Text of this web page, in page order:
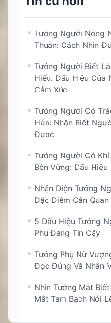
Tướng Người Nóng
Thuẫn: Cách Nhìn
Tướng Người Biết
Hiểu: Dấu Hiệu Của
Cảm Xúc
Tướng Người Có
Hứa: Nhận Biết
Được
Tướng Người Có
Bền Vững: Dấu
Nhận Diện Tướng
Đặc Điểm Cần Quan
5 Dấu Hiệu Tướng
Phu Đáng Tin Cậy
Tướng Phụ Nữ
Đọc Đúng Và Nhân
Nhìn Tướng Mắt
Mắt Tam Bạch Nói